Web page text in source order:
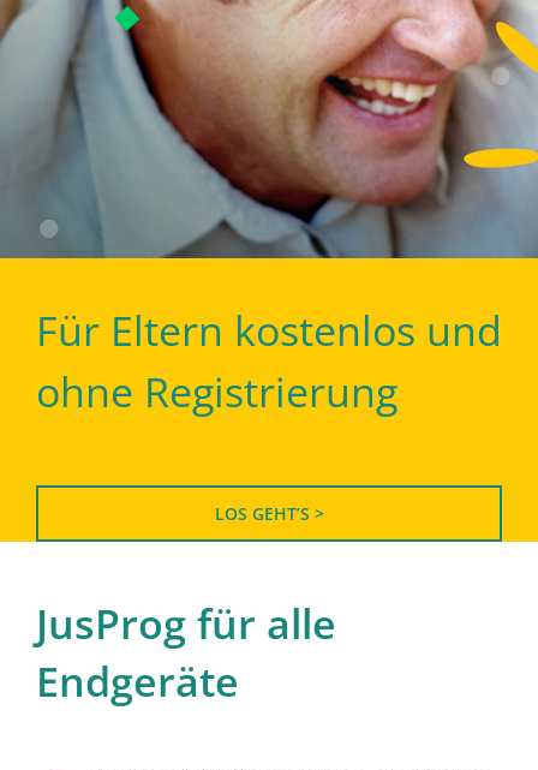
Für Eltern kostenlos und
ohne Registrierung
LOS GEHT’S >
JusProg für alle
Endgeräte